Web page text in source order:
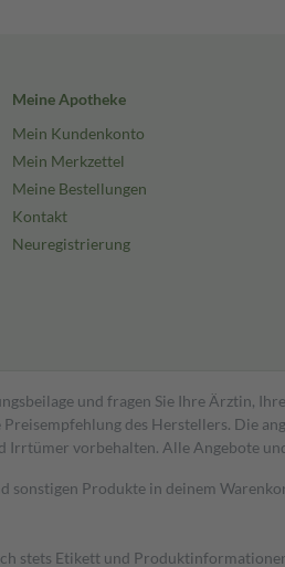
Meine Apotheke
Mein Kundenkonto
Mein Merkzettel
Meine Bestellungen
Kontakt
Neuregistrierung
und fragen Sie Ihre Ärztin,
des Herstellers. Die
Irrtümer vorbehalten. Alle Angebote
sonstigen Produkte in deinem
stets Etikett und